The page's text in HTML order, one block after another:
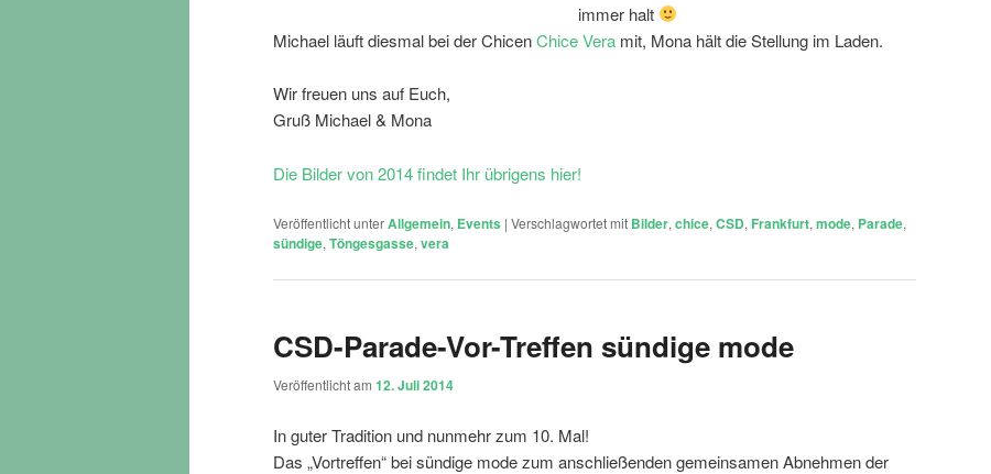
immer halt
Michael läuft diesmal bei der ChicenChice Vera mit, Mona hält die Stellung im Laden.
Wir freuen uns auf Euch,
Gruß Michael & Mona
Die Bilder von 2014 findet Ihr übrigens hier!
Veröffentlicht unterAllgemein, Events | Verschlagwortet mit Bilder, chice, CSD, Frankfurt, mode, Parade,
sündige, Töngesgasse, vera
CSD-Parade-Vor-Treffen sündige mode
Veröffentlicht am 12. Juli 2014
In guter Tradition und nunmehr zum 10. Mal!
Das „Vortreffen“ bei sündige mode zum anschließenden gemeinsamen Abnehmen der